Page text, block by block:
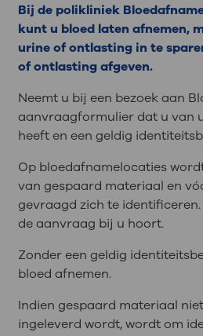
Bij de polikliniek
kunt u bloed laten afnemen,
urine of ontlasting in te
of ontlasting afgeven.
Neemt u bij een bezoek aan
aanvraagformulier dat u van
heeft en een geldig
Op bloedafnamelocaties
van gespaard materiaal en
gevraagd zich te
de aanvraag bij u hoort.
Zonder een geldig
bloed afnemen.
Indien gespaard materiaal
ingeleverd wordt, wordt om